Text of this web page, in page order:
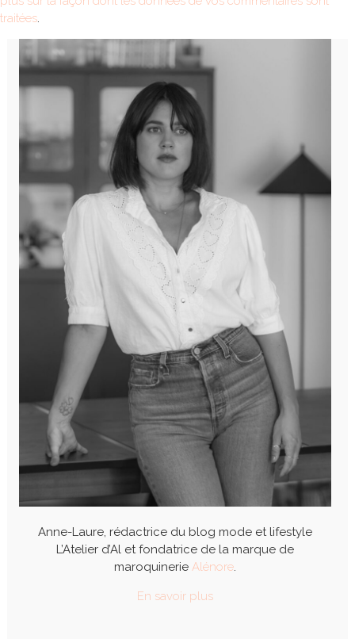
traitées.
Anne-Laure, rédactrice du blog mode et lifestyle
L’Atelier d’Al et fondatrice de la marque de
maroquinerie Alénore.
En savoir plus